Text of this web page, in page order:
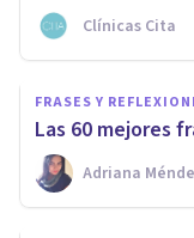
Clínicas Cita
FRASES Y
Las 60 mejores
Adriana